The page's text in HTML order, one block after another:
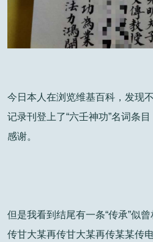
今日本人在浏览维基百科，发现
记录刊登上了“六壬神功”名词条
感谢。
但是我看到结尾有一条“传承”似
传甘大某再传甘大某再传某某传